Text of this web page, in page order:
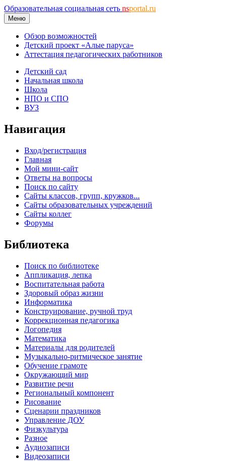
Образовательная социальная сеть nsportal.ru
Меню
Обзор возможностей
Детский проект «Алые паруса»
Аттестация педагогических работников
Детский сад
Начальная школа
Школа
НПО и СПО
ВУЗ
Навигация
Вход/регистрация
Главная
Мой мини-сайт
Ответы на вопросы
Поиск по сайту
Сайты классов, групп, кружков...
Сайты образовательных учреждений
Сайты коллег
Форумы
Библиотека
Поиск по библиотеке
Аппликация, лепка
Воспитательная работа
Здоровый образ жизни
Информатика
Конструирование, ручной труд
Коррекционная педагогика
Логопедия
Математика
Материалы для родителей
Музыкально-ритмическое занятие
Обучение грамоте
Окружающий мир
Развитие речи
Региональный компонент
Рисование
Сценарии праздников
Управление ДОУ
Физкультура
Разное
Аудиозаписи
Видеозаписи